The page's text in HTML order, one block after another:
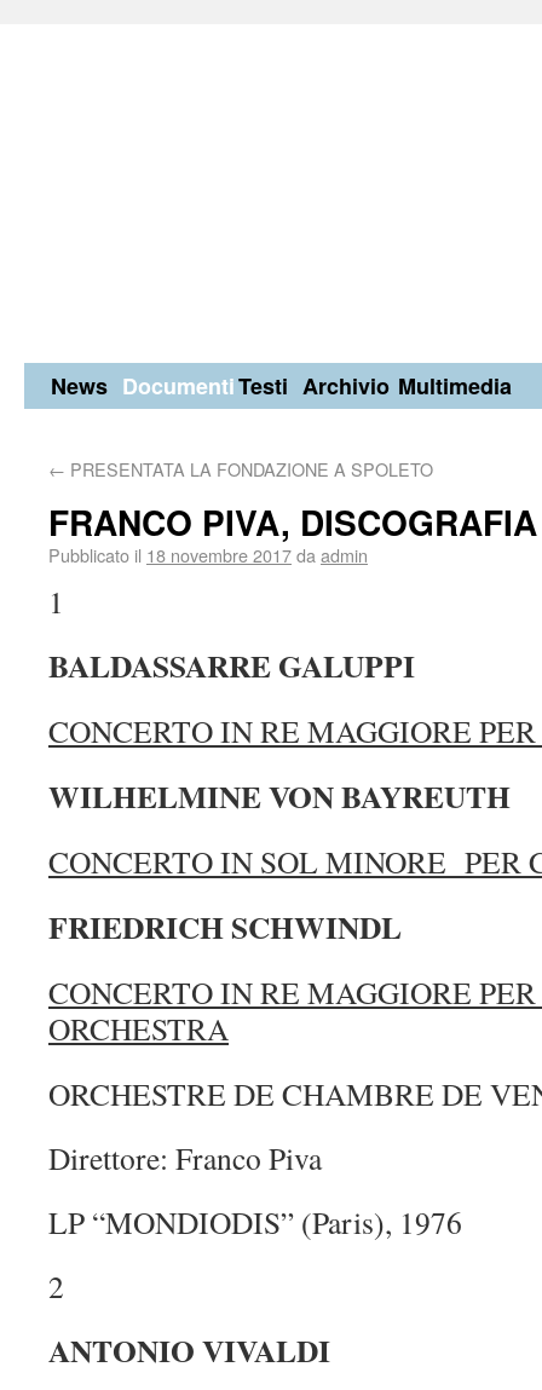
News DocumentiTesti Archivio Multimedia
← PRESENTATA LA FONDAZIONE A SPOLETO
FRANCO PIVA, DISCOGRAFIA
Pubblicato il 18 novembre 2017da admin
1
BALDASSARRE GALUPPI
CONCERTO IN RE MAGGIORE
WILHELMINE VON BAYREUTH
CONCERTO IN SOL MINORE PER
FRIEDRICH SCHWINDL
CONCERTO IN RE MAGGIORE
ORCHESTRA
ORCHESTRE DE CHAMBRE DE
Direttore: Franco Piva
LP “MONDIODIS” (Paris), 1976
2
ANTONIO VIVALDI